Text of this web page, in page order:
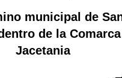
municipal de
de la
Jacetania